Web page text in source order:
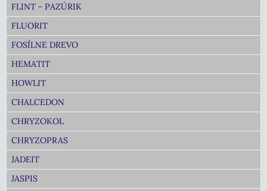
FLINT - PAZÚRIK
FLUORIT
FOSÍLNE DREVO
HEMATIT
HOWLIT
CHALCEDON
CHRYZOKOL
CHRYZOPRAS
JADEIT
JASPIS